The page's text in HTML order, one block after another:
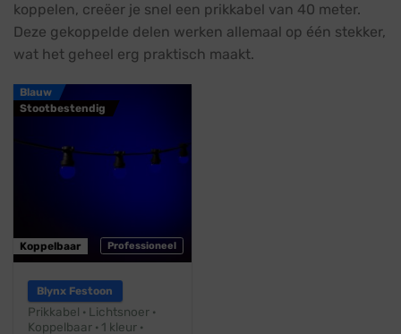
koppelen, creëer je snel een prikkabel van 40 meter.
Deze gekoppelde delen werken allemaal op één stekker,
wat het geheel erg praktisch maakt.
Blauw
Stootbestendig
Professioneel
Koppelbaar
Blynx Festoon
Prikkabel · Lichtsnoer ·
Koppelbaar · 1 kleur ·